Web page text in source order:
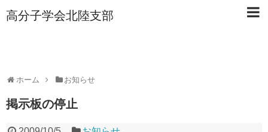
高分子学会北陸支部
ホーム お知らせ
掲示板の停止